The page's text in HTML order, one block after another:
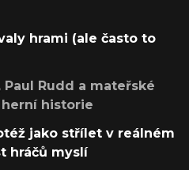
hrami (ale často to
Rudd a mateřské
historie
jako střílet v reálném
hráčů myslí